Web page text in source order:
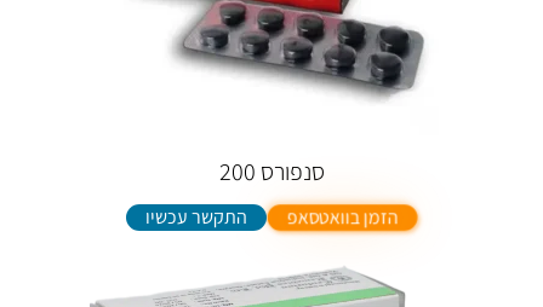
סנפורס 200
הזמן בוואטסאפ התקשר עכשיו